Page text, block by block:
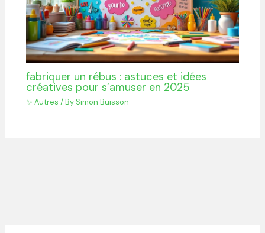
fabriquer un rébus : astuces et idées
créatives pour s’amuser en 2025
✨ Autres / By Simon Buisson